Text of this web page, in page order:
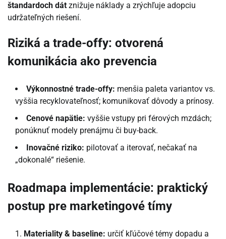
štandardoch dát znižuje náklady a zrýchľuje adopciu
udržateľných riešení.
Riziká a trade-offy: otvorená
komunikácia ako prevencia
Výkonnostné trade-offy: menšia paleta variantov vs.
vyššia recyklovateľnosť; komunikovať dôvody a prínosy.
Cenové napätie: vyššie vstupy pri férových mzdách;
ponúknuť modely prenájmu či buy-back.
Inovačné riziko: pilotovať a iterovať, nečakať na
„dokonalé“ riešenie.
Roadmapa implementácie: praktický
postup pre marketingové tímy
Materiality & baseline: určiť kľúčové témy dopadu a